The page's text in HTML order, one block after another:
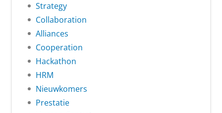
Strategy
Collaboration
Alliances
Cooperation
Hackathon
HRM
Nieuwkomers
Prestatie